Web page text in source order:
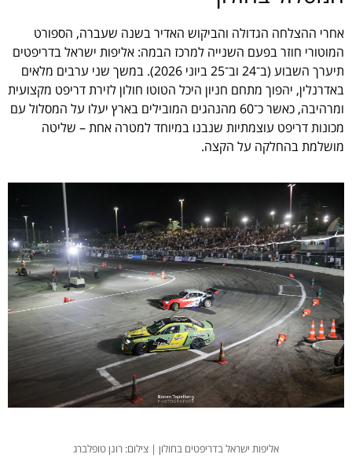
אחרי ההצלחה הגדולה והביקוש האדיר בשנה שעברה, הספורט
המוטורי חוזר בפעם השנייה למרכז הבמה: אליפות ישראל בדריפטים
תיערך השבוע (ב־24 וב־25 ביוני 2026). במשך שני ערבים מלאים
באדרנלין, יהפוך מתחם חניון היכל הטוטו חולון לזירת דריפט מקצועית
ומרהיבה, כאשר כ־60 מהנהגים המובילים בארץ יעלו על המסלול עם
מכונות דריפט עוצמתיות שנבנו במיוחד למטרה אחת – שליטה
מושלמת בהחלקה על הקצה.
אליפות ישראל בדריפטים בחולון | צילום: רונן טופלברג